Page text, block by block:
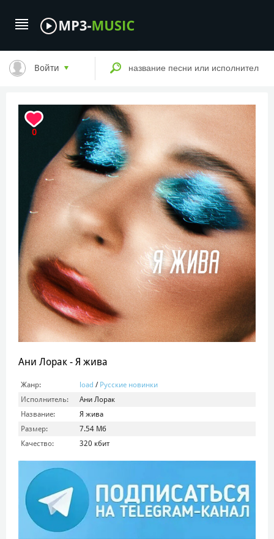
Войти
0
Ани Лорак - Я жива
Жанр: load / Русские новинки
Исполнитель:
Ани Лорак
Название:
Я жива
Размер:
7.54 Мб
Качество:
320 кбит